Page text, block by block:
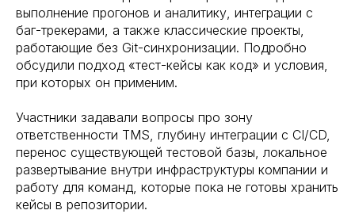
выполнение прогонов и аналитику, интеграции с
баг-трекерами, а также классические проекты,
работающие без Git-синхронизации. Подробно
обсудили подход «тест-кейсы как код» и условия,
при которых он применим.
Участники задавали вопросы про зону
ответственности TMS, глубину интеграции с CI/CD,
перенос существующей тестовой базы, локальное
развертывание внутри инфраструктуры компании и
работу для команд, которые пока не готовы хранить
кейсы в репозитории.